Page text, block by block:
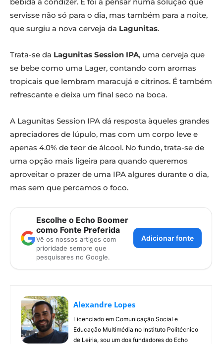
servisse não só para o dia, mas também para a noite,
que surgiu a nova cerveja da Lagunitas.
Trata-se da Lagunitas Session IPA, uma cerveja que
se bebe como uma Lager, contando com aromas
tropicais que lembram maracujá e citrinos. É também
refrescante e deixa um final seco na boca.
A Lagunitas Session IPA dá resposta àqueles grandes
apreciadores de lúpulo, mas com um corpo leve e
apenas 4.0% de teor de álcool. No fundo, trata-se de
uma opção mais ligeira para quando queremos
aproveitar o prazer de uma IPA algures durante o dia,
mas sem que percamos o foco.
Escolhe o Echo Boomer
como Fonte Preferida
Vê os nossos artigos com
prioridade sempre que
pesquisares no Google.
Adicionar fonte
Alexandre Lopes
Licenciado em Comunicação Social e
Educação Multimédia no Instituto Politécnico
de Leiria, sou um dos fundadores do Echo